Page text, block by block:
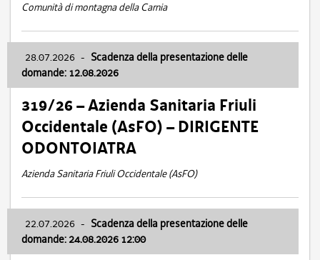
Comunità di montagna della Carnia
28.07.2026 - Scadenza della presentazione delle
domande: 12.08.2026
319/26 – Azienda Sanitaria Friuli
Occidentale (AsFO) – DIRIGENTE
ODONTOIATRA
Azienda Sanitaria Friuli Occidentale (AsFO)
22.07.2026 - Scadenza della presentazione delle
domande: 24.08.2026 12:00